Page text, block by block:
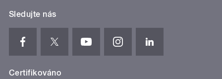
Sledujte nás
Certifikováno